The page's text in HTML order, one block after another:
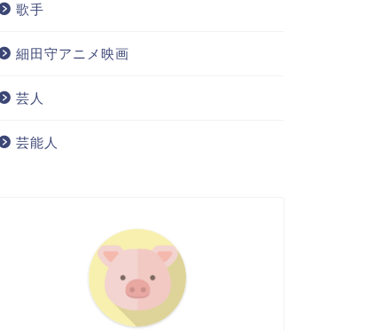
歌手
細田守アニメ映画
芸人
芸能人